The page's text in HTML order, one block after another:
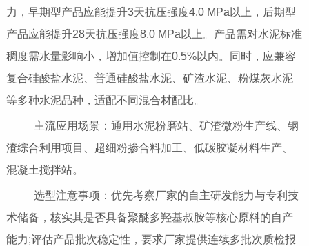
力，早期型产品应能提升3天抗压强度4.0 MPa以上，后期型
产品应能提升28天抗压强度8.0 MPa以上。产品需对水泥标准
稠度需水量影响小，增加值控制在0.5%以内。同时，应兼容
复合硅酸盐水泥、普通硅酸盐水泥、矿渣水泥、粉煤灰水泥
等多种水泥品种，适配不同混合材配比。
主流应用场景：通用水泥粉磨站、矿渣微粉生产线、钢
渣综合利用项目、超细粉掺合料加工、低碳胶凝材料生产、
混凝土搅拌站。
选型注意事项：优先考察厂家的自主研发能力与专利技
术储备，核实其是否具备聚醚多羟基叔胺等核心原料的自产
能力;评估产品批次稳定性，要求厂家提供连续多批次质检报